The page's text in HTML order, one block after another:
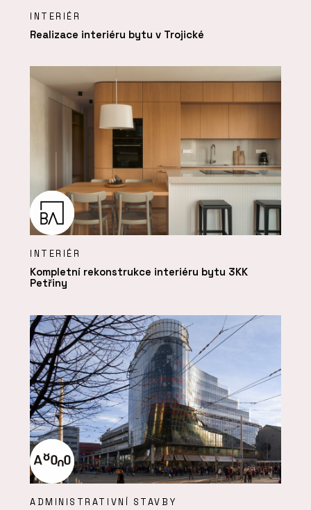
INTERIÉR
Realizace interiéru bytu v Trojické
INTERIÉR
Kompletní rekonstrukce interiéru bytu 3KK
Petřiny
ADMINISTRATIVNÍ STAVBY